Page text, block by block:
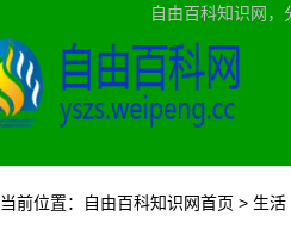
自由百科知识网，
当前位置： 自由百科知识网首页 > 生活